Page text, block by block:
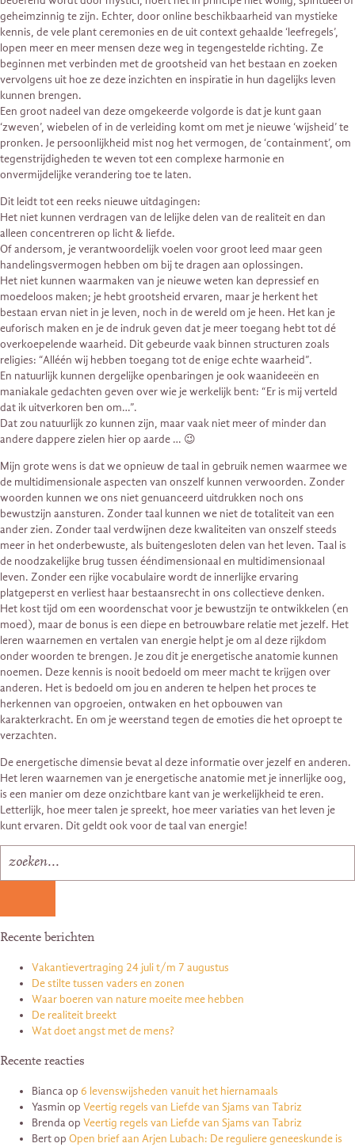
geheimzinnig te zijn. Echter, door online beschikbaarheid van mystieke
kennis, de vele plant ceremonies en de uit context gehaalde ‘leefregels’,
lopen meer en meer mensen deze weg in tegengestelde richting. Ze
beginnen met verbinden met de grootsheid van het bestaan en zoeken
vervolgens uit hoe ze deze inzichten en inspiratie in hun dagelijks leven
kunnen brengen.
Een groot nadeel van deze omgekeerde volgorde is dat je kunt gaan
‘zweven’, wiebelen of in de verleiding komt om met je nieuwe ‘wijsheid’ te
pronken. Je persoonlijkheid mist nog het vermogen, de ‘containment’, om
tegenstrijdigheden te weven tot een complexe harmonie en
onvermijdelijke verandering toe te laten.
Dit leidt tot een reeks nieuwe uitdagingen:
Het niet kunnen verdragen van de lelijke delen van de realiteit en dan
alleen concentreren op licht & liefde.
Of andersom, je verantwoordelijk voelen voor groot leed maar geen
handelingsvermogen hebben om bij te dragen aan oplossingen.
Het niet kunnen waarmaken van je nieuwe weten kan depressief en
moedeloos maken; je hebt grootsheid ervaren, maar je herkent het
bestaan ervan niet in je leven, noch in de wereld om je heen. Het kan je
euforisch maken en je de indruk geven dat je meer toegang hebt tot dé
overkoepelende waarheid. Dit gebeurde vaak binnen structuren zoals
religies: “Alléén wij hebben toegang tot de enige echte waarheid”.
En natuurlijk kunnen dergelijke openbaringen je ook waanideeën en
maniakale gedachten geven over wie je werkelijk bent: “Er is mij verteld
dat ik uitverkoren ben om…”.
Dat zou natuurlijk zo kunnen zijn, maar vaak niet meer of minder dan
andere dappere zielen hier op aarde … 😉
Mijn grote wens is dat we opnieuw de taal in gebruik nemen waarmee we
de multidimensionale aspecten van onszelf kunnen verwoorden. Zonder
woorden kunnen we ons niet genuanceerd uitdrukken noch ons
bewustzijn aansturen. Zonder taal kunnen we niet de totaliteit van een
ander zien. Zonder taal verdwijnen deze kwaliteiten van onszelf steeds
meer in het onderbewuste, als buitengesloten delen van het leven. Taal is
de noodzakelijke brug tussen ééndimensionaal en multidimensionaal
leven. Zonder een rijke vocabulaire wordt de innerlijke ervaring
platgeperst en verliest haar bestaansrecht in ons collectieve denken.
Het kost tijd om een woordenschat voor je bewustzijn te ontwikkelen (en
moed), maar de bonus is een diepe en betrouwbare relatie met jezelf. Het
leren waarnemen en vertalen van energie helpt je om al deze rijkdom
onder woorden te brengen. Je zou dit je energetische anatomie kunnen
noemen. Deze kennis is nooit bedoeld om meer macht te krijgen over
anderen. Het is bedoeld om jou en anderen te helpen het proces te
herkennen van opgroeien, ontwaken en het opbouwen van
karakterkracht. En om je weerstand tegen de emoties die het oproept te
verzachten.
De energetische dimensie bevat al deze informatie over jezelf en anderen.
Het leren waarnemen van je energetische anatomie met je innerlijke oog,
is een manier om deze onzichtbare kant van je werkelijkheid te eren.
Letterlijk, hoe meer talen je spreekt, hoe meer variaties van het leven je
kunt ervaren. Dit geldt ook voor de taal van energie!
Recente berichten
Vakantievertraging 24 juli t/m 7 augustus
De stilte tussen vaders en zonen
Waar boeren van nature moeite mee hebben
De realiteit breekt
Wat doet angst met de mens?
Recente reacties
Biancaop 6 levenswijsheden vanuit het hiernamaals
Yasmin op Veertig regels van Liefde van Sjams van Tabriz
Brendaop Veertig regels van Liefde van Sjams van Tabriz
Bertop Open brief aan Arjen Lubach: De reguliere geneeskunde is